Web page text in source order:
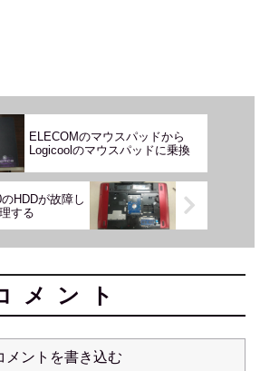
ELECOMのマウスパッドから
Logicoolのマウスパッドに乗換
HDDが故障し
する
メント
メントを書き込む